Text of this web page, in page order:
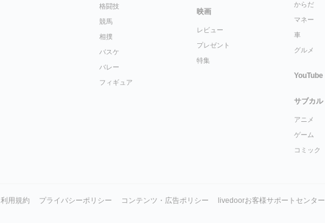
格闘技
競馬
相撲
バスケ
バレー
フィギュア
映画
レビュー
プレゼント
特集
からだ
マネー
車
グルメ
YouTube
サブカル
アニメ
ゲーム
コミック
利用規約 プライバシーポリシー コンテンツ・広告ポリシー livedoorお客様サポートセンター